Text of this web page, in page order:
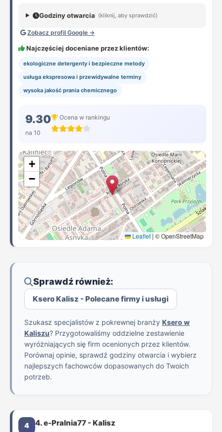
Godziny otwarcia (kliknij, aby sprawdzić)
Zobacz profil Google →
Najczęściej doceniane przez klientów:
ekologiczne detergenty i bezpieczne metody
usługa ekspresowa i przewidywalne terminy
wysoka jakość prania chemicznego
9.30
na 10
Ocena w rankingu
+
−
Leaflet | © OpenStreetMap
Sprawdź również:
Ksero Kalisz - Polecane firmy i usługi
Szukasz specjalistów z pokrewnej branży Ksero w
Kaliszu? Przygotowaliśmy oddzielne zestawienie
wyróżniających się firm ocenionych przez klientów.
Porównaj opinie, sprawdź godziny otwarcia i wybierz
najlepszych fachowców dopasowanych do Twoich
potrzeb.
4 4. e-Pralnia77 - Kalisz